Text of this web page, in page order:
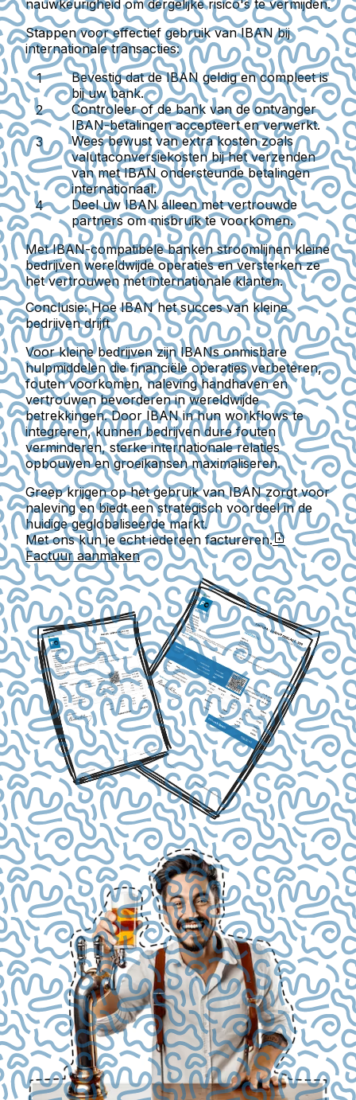
nauwkeurigheid om dergelijke risico's te vermijden.
Stappen voor effectief gebruik van IBAN bij
internationale transacties:
Bevestig dat de IBAN geldig en compleet is
bij uw bank.
Controleer of de bank van de ontvanger
IBAN-betalingen accepteert en verwerkt.
Wees bewust van extra kosten zoals
valutaconversiekosten bij het verzenden
van met IBAN ondersteunde betalingen
internationaal.
Deel uw IBAN alleen met vertrouwde
partners om misbruik te voorkomen.
Met IBAN-compatibele banken stroomlijnen kleine
bedrijven wereldwijde operaties en versterken ze
het vertrouwen met internationale klanten.
Conclusie: Hoe IBAN het succes van kleine
bedrijven drijft
Voor kleine bedrijven zijn IBANs onmisbare
hulpmiddelen die financiële operaties verbeteren,
fouten voorkomen, naleving handhaven en
vertrouwen bevorderen in wereldwijde
betrekkingen. Door IBAN in hun workflows te
integreren, kunnen bedrijven dure fouten
verminderen, sterke internationale relaties
opbouwen en groeikansen maximaliseren.
Greep krijgen op het gebruik van IBAN zorgt voor
naleving en biedt een strategisch voordeel in de
huidige geglobaliseerde markt.
Met ons kun je echt iedereen factureren.
Factuur aanmaken